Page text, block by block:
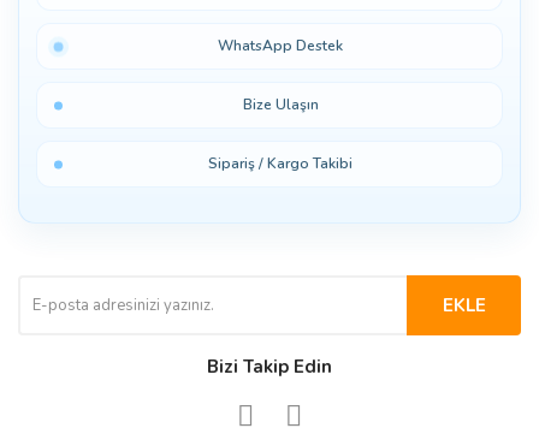
WhatsApp Destek
Bize Ulaşın
Sipariş / Kargo Takibi
EKLE
Bizi Takip Edin